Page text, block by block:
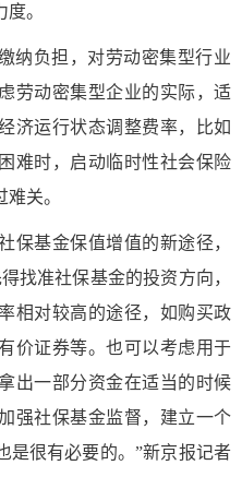
。
负担，对劳动密集型行业
劳动密集型企业的实际，适
济运行状态调整费率，比如
难时，启动临时性社会保险
关。
基金保值增值的新途径，
找准社保基金的投资方向，
相对较高的途径，如购买政
价证券等。也可以考虑用于
出一部分资金在适当的时候
强社保基金监督，建立一个
是很有必要的。”新京报记者